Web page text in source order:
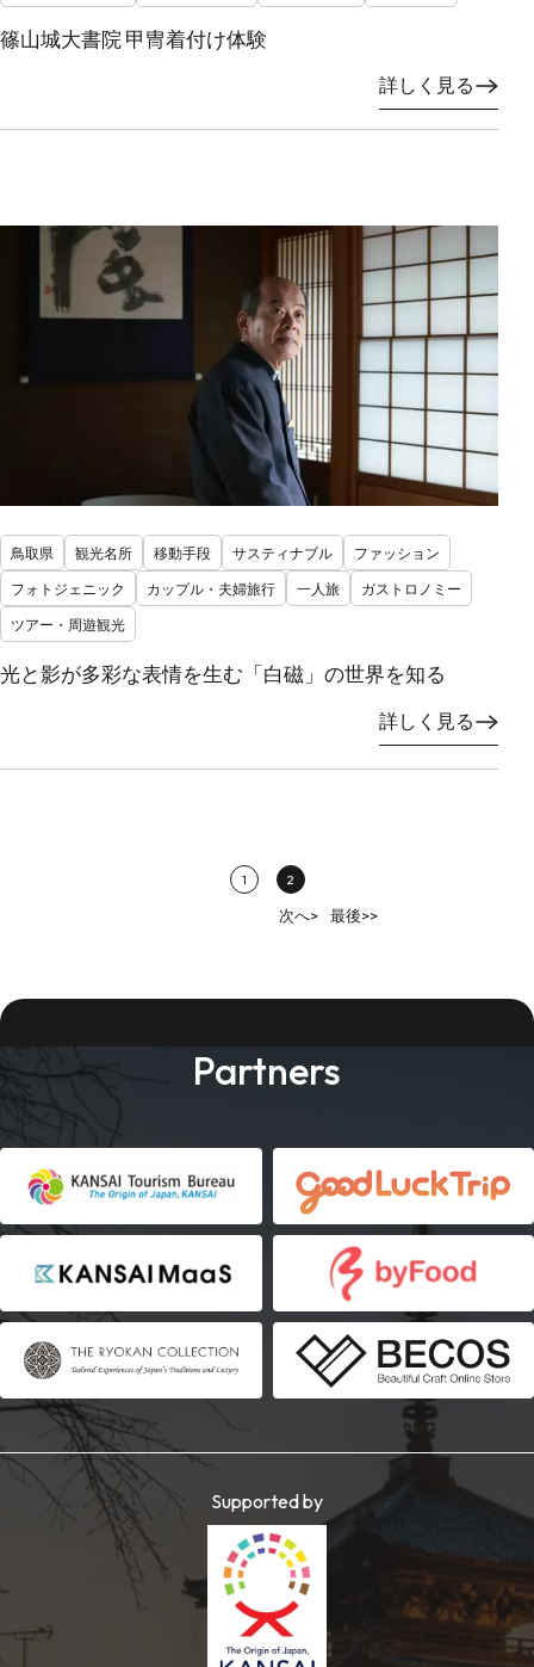
篠山城大書院 甲冑着付け体験
詳しく見る
鳥取県 観光名所 移動手段 サスティナブル
ファッション
フォトジェニック
カップル・夫婦旅行 一人旅
ガストロノミー
ツアー・周遊観光
光と影が多彩な表情を生む「白磁」の世界を知る
詳しく見る
1 2
次へ> 最後>>
Partners
Supported by